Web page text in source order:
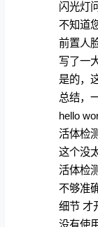
闪光灯
不知道
前置人
写了一
是的，
总结，
hello
活体检
这个没
活体检
不够准
细节 才
没有使